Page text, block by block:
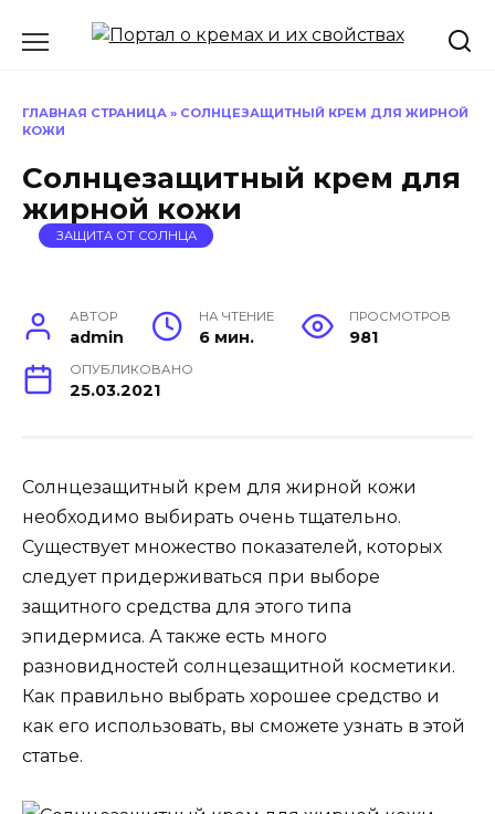
ГЛАВНАЯ СТРАНИЦА » СОЛНЦЕЗАЩИТНЫЙ КРЕМ ДЛЯ ЖИРНОЙ
КОЖИ
Солнцезащитный крем для
жирной кожи
ЗАЩИТА ОТ СОЛНЦА
АВТОР
admin
НА ЧТЕНИЕ
6 мин.
ПРОСМОТРОВ
981
ОПУБЛИКОВАНО
25.03.2021
Солнцезащитный крем для жирной кожи
необходимо выбирать очень тщательно.
Существует множество показателей, которых
следует придерживаться при выборе
защитного средства для этого типа
эпидермиса. А также есть много
разновидностей солнцезащитной косметики.
Как правильно выбрать хорошее средство и
как его использовать, вы сможете узнать в этой
статье.